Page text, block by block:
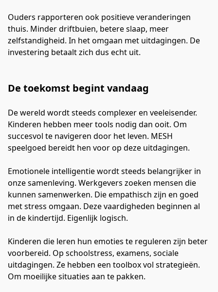
Ouders rapporteren ook positieve veranderingen
thuis. Minder driftbuien, betere slaap, meer
zelfstandigheid. In het omgaan met uitdagingen. De
investering betaalt zich dus echt uit.
De toekomst begint vandaag
De wereld wordt steeds complexer en veeleisender.
Kinderen hebben meer tools nodig dan ooit. Om
succesvol te navigeren door het leven. MESH
speelgoed bereidt hen voor op deze uitdagingen.
Emotionele intelligentie wordt steeds belangrijker in
onze samenleving. Werkgevers zoeken mensen die
kunnen samenwerken. Die empathisch zijn en goed
met stress omgaan. Deze vaardigheden beginnen al
in de kindertijd. Eigenlijk logisch.
Kinderen die leren hun emoties te reguleren zijn beter
voorbereid. Op schoolstress, examens, sociale
uitdagingen. Ze hebben een toolbox vol strategieën.
Om moeilijke situaties aan te pakken.